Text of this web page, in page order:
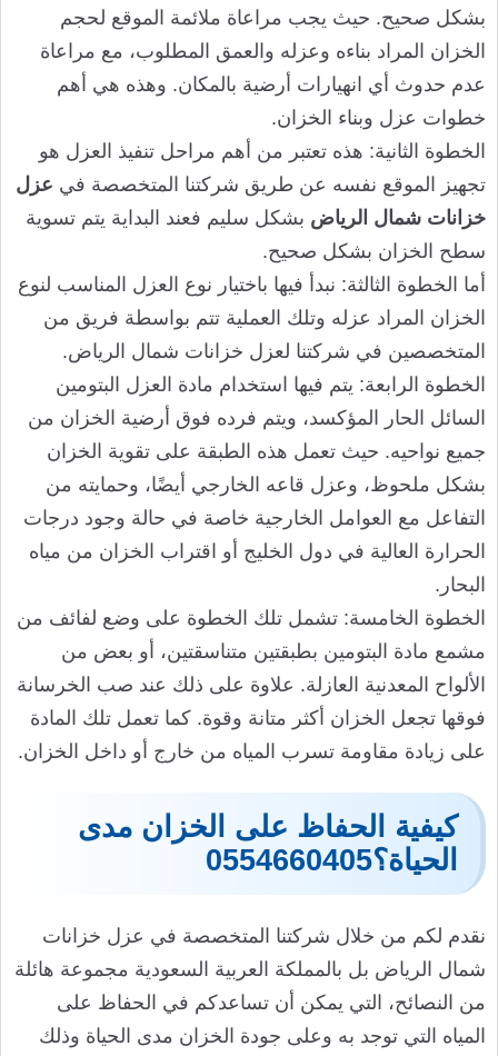
بشكل صحيح. حيث يجب مراعاة ملائمة الموقع لحجم
الخزان المراد بناءه وعزله والعمق المطلوب، مع مراعاة
عدم حدوث أي انهيارات أرضية بالمكان. وهذه هي أهم
خطوات عزل وبناء الخزان.
الخطوة الثانية: هذه تعتبر من أهم مراحل تنفيذ العزل هو
تجهيز الموقع نفسه عن طريق شركتنا المتخصصة في عزل
خزانات شمال الرياض بشكل سليم فعند البداية يتم تسوية
سطح الخزان بشكل صحيح.
أما الخطوة الثالثة: نبدأ فيها باختيار نوع العزل المناسب لنوع
الخزان المراد عزله وتلك العملية تتم بواسطة فريق من
المتخصصين في شركتنا لعزل خزانات شمال الرياض.
الخطوة الرابعة: يتم فيها استخدام مادة العزل البتومين
السائل الحار المؤكسد، ويتم فرده فوق أرضية الخزان من
جميع نواحيه. حيث تعمل هذه الطبقة على تقوية الخزان
بشكل ملحوظ، وعزل قاعه الخارجي أيضًا، وحمايته من
التفاعل مع العوامل الخارجية خاصة في حالة وجود درجات
الحرارة العالية في دول الخليج أو اقتراب الخزان من مياه
البحار.
الخطوة الخامسة: تشمل تلك الخطوة على وضع لفائف من
مشمع مادة البتومين بطبقتين متناسقتين، أو بعض من
الألواح المعدنية العازلة. علاوة على ذلك عند صب الخرسانة
فوقها تجعل الخزان أكثر متانة وقوة. كما تعمل تلك المادة
على زيادة مقاومة تسرب المياه من خارج أو داخل الخزان.
كيفية الحفاظ على الخزان مدى
الحياة؟0554660405
نقدم لكم من خلال شركتنا المتخصصة في عزل خزانات
شمال الرياض بل بالمملكة العربية السعودية مجموعة هائلة
من النصائح، التي يمكن أن تساعدكم في الحفاظ على
المياه التي توجد به وعلى جودة الخزان مدى الحياة وذلك